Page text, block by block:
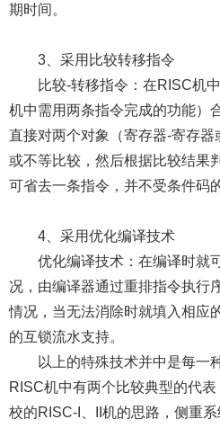
期时间。
3、采用比较转移指令
比较-转移指令：在RISC机
机中需用两条指令完成的功能）
直接对两个对象（寄存器-寄存
或不等比较，然后根据比较结果
可省去一条指令，并不受条件码
4、采用优化编译技术
优化编译技术：在编译时就
况，由编译器通过重排指令执行
情况，当无法消除时就填入相应
的互锁流水支持。
以上的特殊技术并中是每一
RISC机中有两个比较典型的代
校的RISC-I、II机的思路，侧重